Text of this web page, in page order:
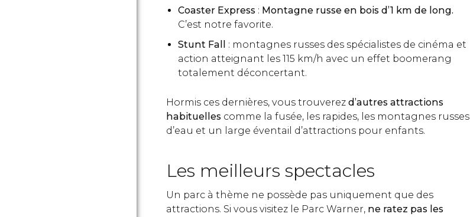
Coaster Express : Montagne russe en bois d’1 km de long.
C’est notre favorite.
Stunt Fall
: montagnes russes des spécialistes de cinéma et
action atteignant les 115 km/h avec un effet boomerang
totalement déconcertant.
Hormis ces dernières, vous trouverez d’autres attractions
habituelles comme la fusée, les rapides, les montagnes russes
d’eau et un large éventail d’attractions pour enfants.
Les meilleurs spectacles
Un parc à thème ne possède pas uniquement que des
attractions. Si vous visitez le Parc Warner, ne ratez pas les